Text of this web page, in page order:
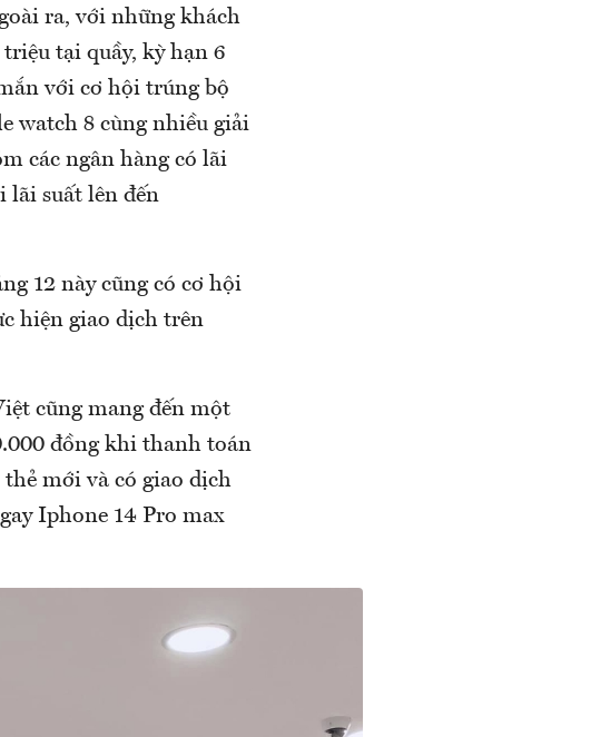
ra, với những khách
tại quầy, kỳ hạn 6
với cơ hội trúng bộ
watch 8 cùng nhiều giải
các ngân hàng có lãi
lãi suất lên đến
12 này cũng có cơ hội
hiện giao dịch trên
cũng mang đến một
đồng khi thanh toán
mới và có giao dịch
Iphone 14 Pro max